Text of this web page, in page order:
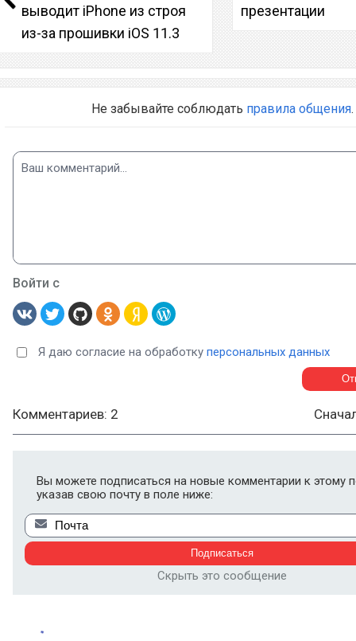
выводит iPhone из строя
из-за прошивки iOS 11.3
презентации
Не забывайте соблюдать правила общения.
Войти с
Я даю согласие на обработку персональных данных
Комментариев: 2
Вы можете подписаться на новые комментарии к этому
указав свою почту в поле ниже:
Скрыть это сообщение